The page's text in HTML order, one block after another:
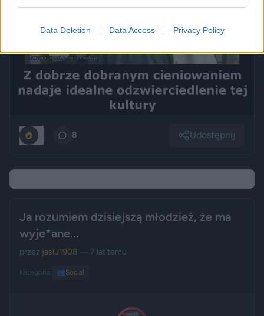
Data Deletion Data Access Privacy Policy
8 Udostępnij
Ja rozumiem dzisiejszą młodzież, że ma
wyje*ane...
przez jasiu1908 — 7 lat temu
Kategoria: 👥Social